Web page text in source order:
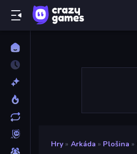
Hry » Arkáda » Plošina »